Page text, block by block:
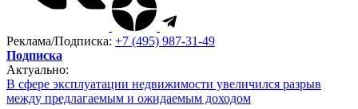
Реклама/Подписка: +7 (495) 987-31-49
Подписка
Актуально:
В сфере эксплуатации недвижимости увеличился разрыв
между предлагаемым и ожидаемым доходом